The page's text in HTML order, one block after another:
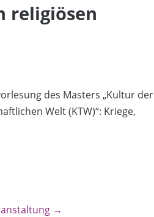
religiösen
des Masters „Kultur der
Welt (KTW)“: Kriege,
→